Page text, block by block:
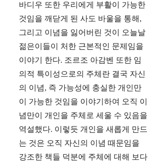
바디우 또한 우리에게 부활이 가능한
것임을 깨닫게 된 사도 바울을 통해,
그리고 이념을 잃어버린 것이 오늘날
젊은이들이 처한 근본적인 문제임을
이야기 한다. 조르조 아감벤 또한 임
의적 특이성으로의 주체란 결국 자신
의 이념, 즉 가능성에 충실한 개인만
이 가능한 것임을 이야기하여 오직 이
념만이 개인을 주체로 세울 수 있음을
역설했다. 이렇듯 개인을 새롭게 만드
는 것은 오직 자신의 이념 때문임을
강조한 책들 덕분에 주체에 대해 보다